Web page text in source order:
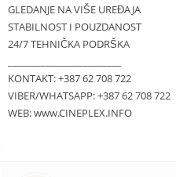
GLEDANJE NA VIŠE UREĐAJA
STABILNOST I POUZDANOST
24/7 TEHNIČKA PODRŠKA
KONTAKT: +387 62 708 722
VIBER/WHATSAPP: +387 62 708 722
WEB: www.CINEPLEX.INFO